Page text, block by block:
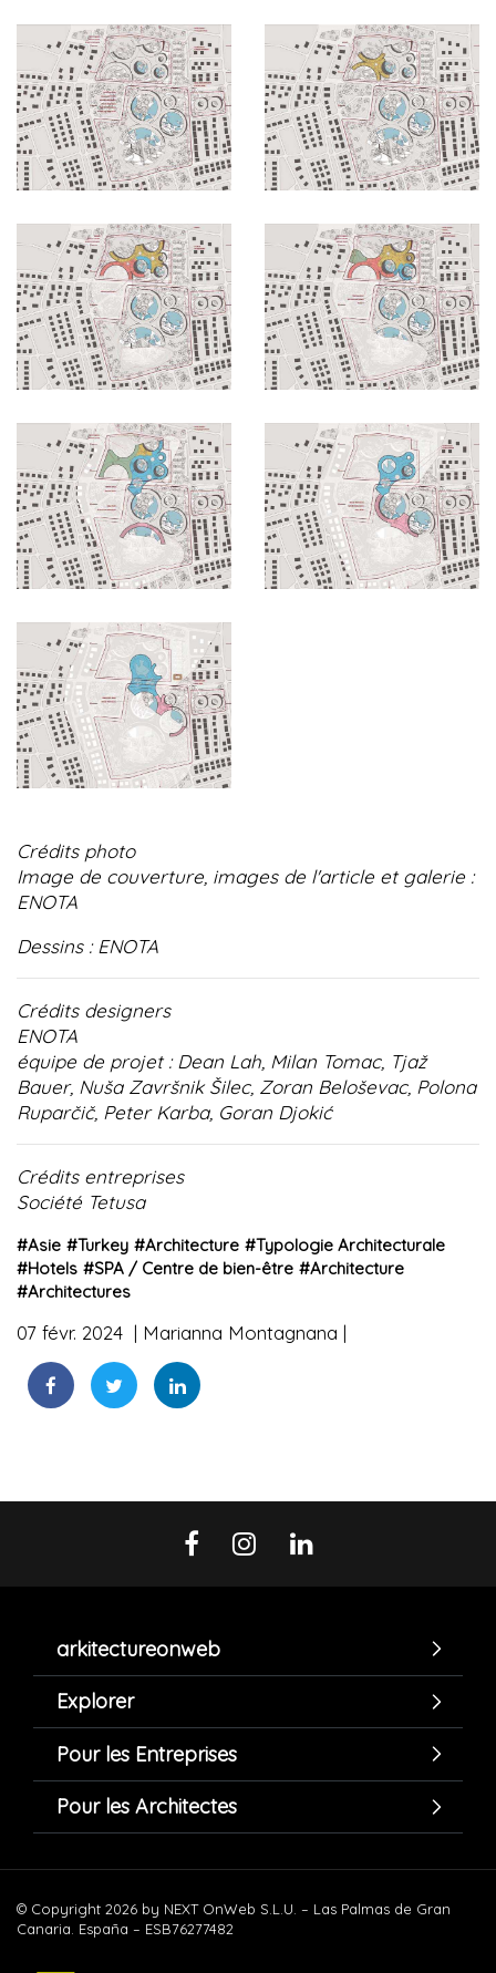
Crédits photo
Image de couverture, images de l'article et galerie :
ENOTA
Dessins : ENOTA
Crédits designers
ENOTA
équipe de projet : Dean Lah, Milan Tomac, Tjaž
Bauer, Nuša Završnik Šilec, Zoran Beloševac, Polona
Ruparčič, Peter Karba, Goran Djokić
Crédits entreprises
Société Tetusa
#Asie #Turkey #Architecture #Typologie Architecturale
#Hotels #SPA / Centre de bien-être #Architecture
#Architectures
07 févr. 2024 Marianna Montagnana
arkitectureonweb
Explorer
Pour les Entreprises
Pour les Architectes
© Copyright 2026 by NEXT OnWeb S.L.U. – Las Palmas de Gran
Canaria. España – ESB76277482